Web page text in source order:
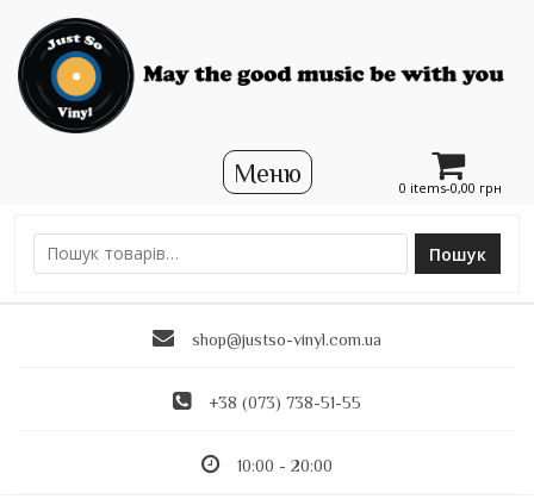
0 items-0,00 грн
Ш
Пошук
shop@justso-vinyl.com.ua
+38 (073) 738-51-55
10:00 - 20:00